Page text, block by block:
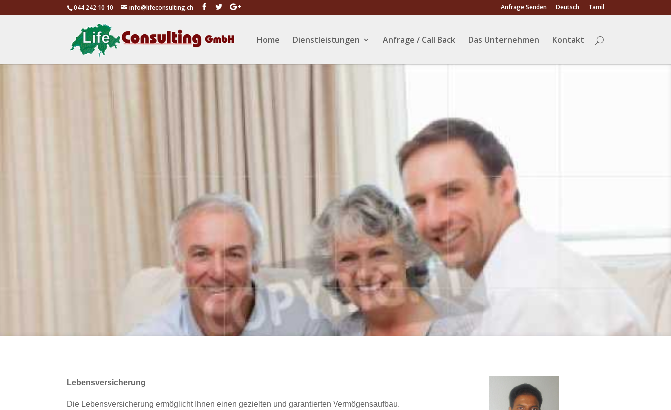
044 242 10 10 info@lifeconsulting.ch Anfrage Senden Deutsch Tamil
Home Dienstleistungen Anfrage / Call Back Das Unternehmen Kontakt
Lebensversicherung
Die Lebensversicherung ermöglicht Ihnen einen gezielten und garantierten Vermögensaufbau.